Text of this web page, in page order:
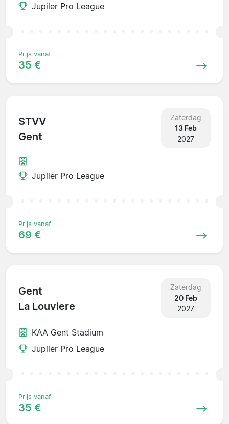
Jupiler Pro League
Prijs vanaf
35 €
STVV
Gent
Zaterdag
13 Feb
2027
Jupiler Pro League
Prijs vanaf
69 €
Gent
La Louviere
Zaterdag
20 Feb
2027
KAA Gent Stadium
Jupiler Pro League
Prijs vanaf
35 €